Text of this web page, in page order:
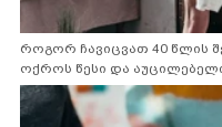
როგორ ჩავიცვათ 40 წლის
ოქროს წესი და